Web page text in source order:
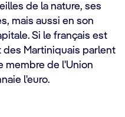
de la nature, ses
mais aussi en son
Si le français est
des Martiniquais parlent
membre de l'Union
l'euro.